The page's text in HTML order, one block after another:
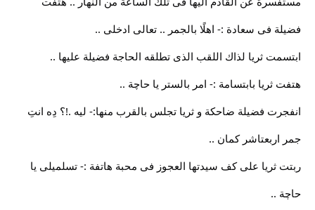
فضيلة فى سعادة :- اهلًا بالجمر .. تعالى ادخلى ..
ابتسمت ثريا لذاك اللقب الذى تطلقه الحاجة فضيلة عليها ..
هتفت ثريا بابتسامة :- امر بالستر يا حاچة ..
انفجرت فضيلة ضاحكة و ثريا تجلس بالقرب منها:- ليه .!؟ دِه انتِ
جمر اربعتاشر كمان ..
ربتت ثريا على كف سيدتها العجوز فى محبة هاتفة :- تسلميلى يا
حاچة ..